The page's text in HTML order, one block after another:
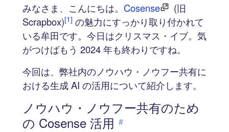
みなさま、こんにちは。 Cosense
(旧
Scrapbox)[1] の魅力にすっかり取り付かれて
いる牟田です。今日はクリスマス・イブ。気
がつけばもう 2024 年も終わりですね。
今回は、弊社内のノウハウ・ノウフー共有に
おける生成 AI の活用について紹介します。
ノウハウ・ノウフー共有のため
の Cosense 活用 #